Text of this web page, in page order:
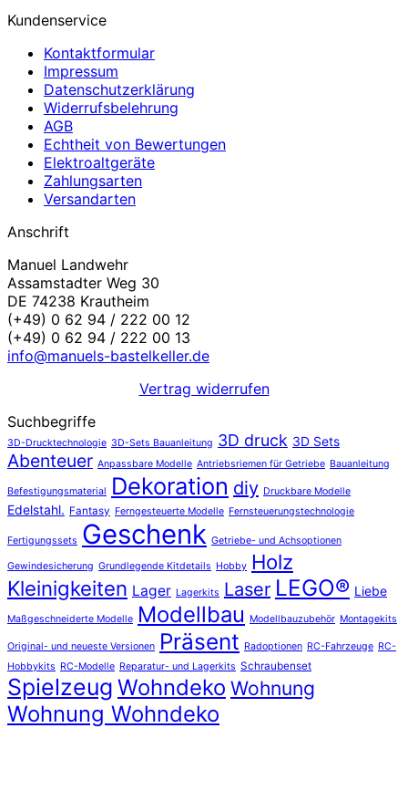
Kundenservice
Kontaktformular
Impressum
Datenschutzerklärung
Widerrufsbelehrung
AGB
Echtheit von Bewertungen
Elektroaltgeräte
Zahlungsarten
Versandarten
Anschrift
Manuel Landwehr
Assamstadter Weg 30
DE 74238 Krautheim
(+49) 0 62 94 / 222 00 12
(+49) 0 62 94 / 222 00 13
info@manuels-bastelkeller.de
Vertrag widerrufen
Suchbegriffe
3D-Drucktechnologie 3D-Sets Bauanleitung 3D druck 3D Sets
Abenteuer Anpassbare Modelle Antriebsriemen für Getriebe Bauanleitung
Befestigungsmaterial Dekoration diy Druckbare Modelle
Edelstahl. Fantasy Ferngesteuerte Modelle Fernsteuerungstechnologie
Fertigungssets Geschenk Getriebe- und Achsoptionen
Gewindesicherung Grundlegende Kitdetails Hobby Holz
Kleinigkeiten Lager Lagerkits Laser LEGO® Liebe
Maßgeschneiderte Modelle Modellbau Modellbauzubehör Montagekits
Original- und neueste Versionen Präsent Radoptionen RC-Fahrzeuge RC-
Hobbykits RC-Modelle Reparatur- und Lagerkits Schraubenset
Spielzeug Wohndeko Wohnung
Wohnung Wohndeko